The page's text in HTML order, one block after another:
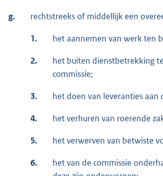
g. rechtstreeks of middellijk een
1. het aannemen van werk ten
2.
het buiten dienstbetrekking
commissie;
3. het doen van leveranties aan
4. het verhuren van roerende
5. het verwerven van betwiste
6.
het van de commissie